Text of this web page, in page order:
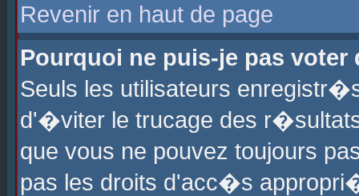
Revenir en haut de page
Pourquoi ne puis-je pas voter
Seuls les utilisateurs
d'�viter le trucage des
que vous ne pouvez toujours
pas les droits d'acc�s